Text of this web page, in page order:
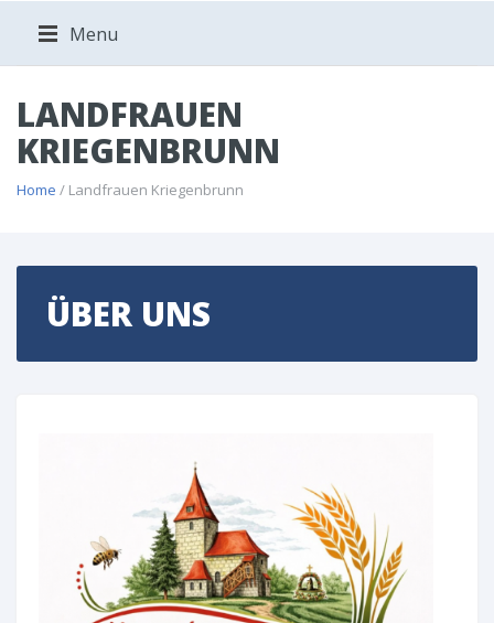
Menu
LANDFRAUEN
KRIEGENBRUNN
Home / Landfrauen Kriegenbrunn
ÜBER UNS